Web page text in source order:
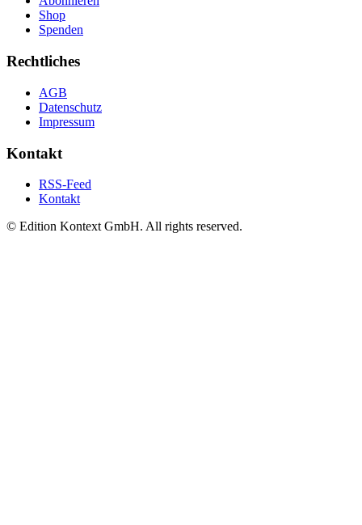
Shop
Spenden
Rechtliches
AGB
Datenschutz
Impressum
Kontakt
RSS-Feed
Kontakt
© Edition Kontext GmbH. All rights reserved.